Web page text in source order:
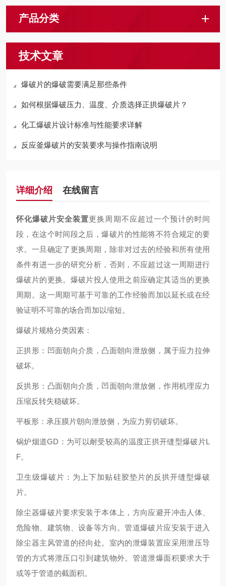
产品分类
技术文章
爆破片的爆破需要满足那些条件
如何根据爆破压力、温度、介质选择正拱爆破片？
化工爆破片设计标准与性能要求详解
反应釜爆破片的安装要求与操作指南说明
详细介绍 在线留言
怀化爆破片安全装置更换周期不应超过一个预计的时间
段，在这个时间段之后，爆破片的性能将不符合规定的要
求。一旦确定了更换周期，除非对过去的经验和所有使用
条件有进一步的研究分析，否则，不应超过这一周期进行
爆破片的更换。爆破片投人使用之前应确定其适当的更换
周期。这一周期可基于可靠的工作经验而加以延长或在经
验证明不可靠的场合而加以缩短。
爆破片规格分类因素：
正拱形：凹面朝向介质，凸面朝向泄放侧，属于应力拉伸
破坏。
反拱形：凸面朝向介质，凹面朝向泄放侧，作用机理应力
压缩反转失稳破坏。
平板形：承压膜片朝向泄放侧，为应力剪切破坏。
锅炉烟道GD：为可以耐受较高的温度正拱开缝型爆破片L
F。
卫生级爆破片：为上下加贴硅胶垫片的反拱开缝型爆破
片。
除尘器爆破片要求安装于本体上，方向应避开冲击人体、
危险物、建筑物、设备等方向。管道爆破片应安装于进入
除尘器主风管道的径向处。室内的泄爆装置应采用泄压导
管的方式将泄压口引到建筑物外。管道泄爆面积要求大于
或等于管道的截面积。